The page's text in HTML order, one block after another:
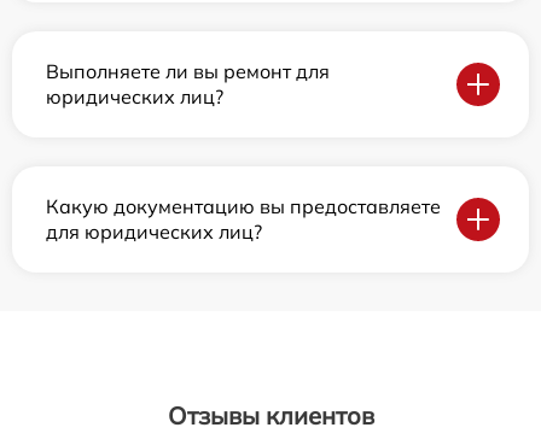
Выполняете ли вы ремонт для
юридических лиц?
Какую документацию вы предоставляете
для юридических лиц?
Отзывы клиентов